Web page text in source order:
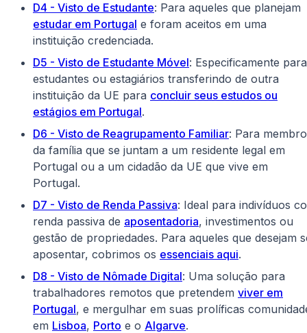
D4 - Visto de Estudante: Para aqueles que planejam
estudar em Portugal e foram aceitos em uma
instituição credenciada.
D5 - Visto de Estudante Móvel: Especificamente para
estudantes ou estagiários transferindo de outra
instituição da UE para concluir seus estudos ou
estágios em Portugal.
D6 - Visto de Reagrupamento Familiar: Para
da família que se juntam a um residente legal em
Portugal ou a um cidadão da UE que vive em
Portugal.
D7 - Visto de Renda Passiva: Ideal para indivíduos
renda passiva de aposentadoria, investimentos ou
gestão de propriedades. Para aqueles que desejam
aposentar, cobrimos os essenciais aqui.
D8 - Visto de Nômade Digital: Uma solução para
trabalhadores remotos que pretendem viver em
Portugal, e mergulhar em suas prolíficas
em Lisboa, Porto e o Algarve.